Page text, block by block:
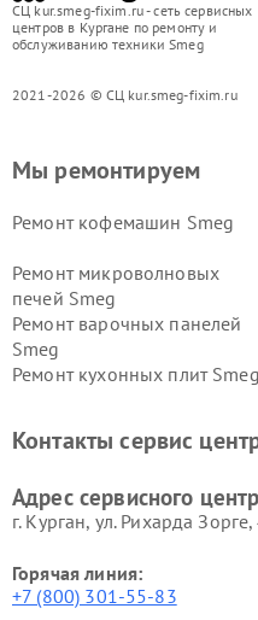
СЦ kur.smeg-fixim.ru - сеть сервисных
центров в Кургане по ремонту и
обслуживанию техники Smeg
2021-2026 © СЦ kur.smeg-fixim.ru
Мы ремонтируем
Ремонт кофемашин Smeg
Ремонт микроволновых
печей Smeg
Ремонт варочных панелей
Smeg
Ремонт кухонных плит Smeg
Контакты сервис
Адрес сервисного
г. Курган, ул. Рихарда
Горячая линия:
+7 (800) 301-55-83